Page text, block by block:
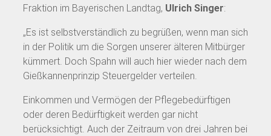
Fraktion im Bayerischen Landtag, Ulrich Singer:
„Es ist selbstverständlich zu begrüßen, wenn man sich
in der Politik um die Sorgen unserer älteren Mitbürger
kümmert. Doch Spahn will auch hier wieder nach dem
Gießkannenprinzip Steuergelder verteilen.
Einkommen und Vermögen der Pflegebedürftigen
oder deren Bedürftigkeit werden gar nicht
berücksichtigt. Auch der Zeitraum von drei Jahren bei